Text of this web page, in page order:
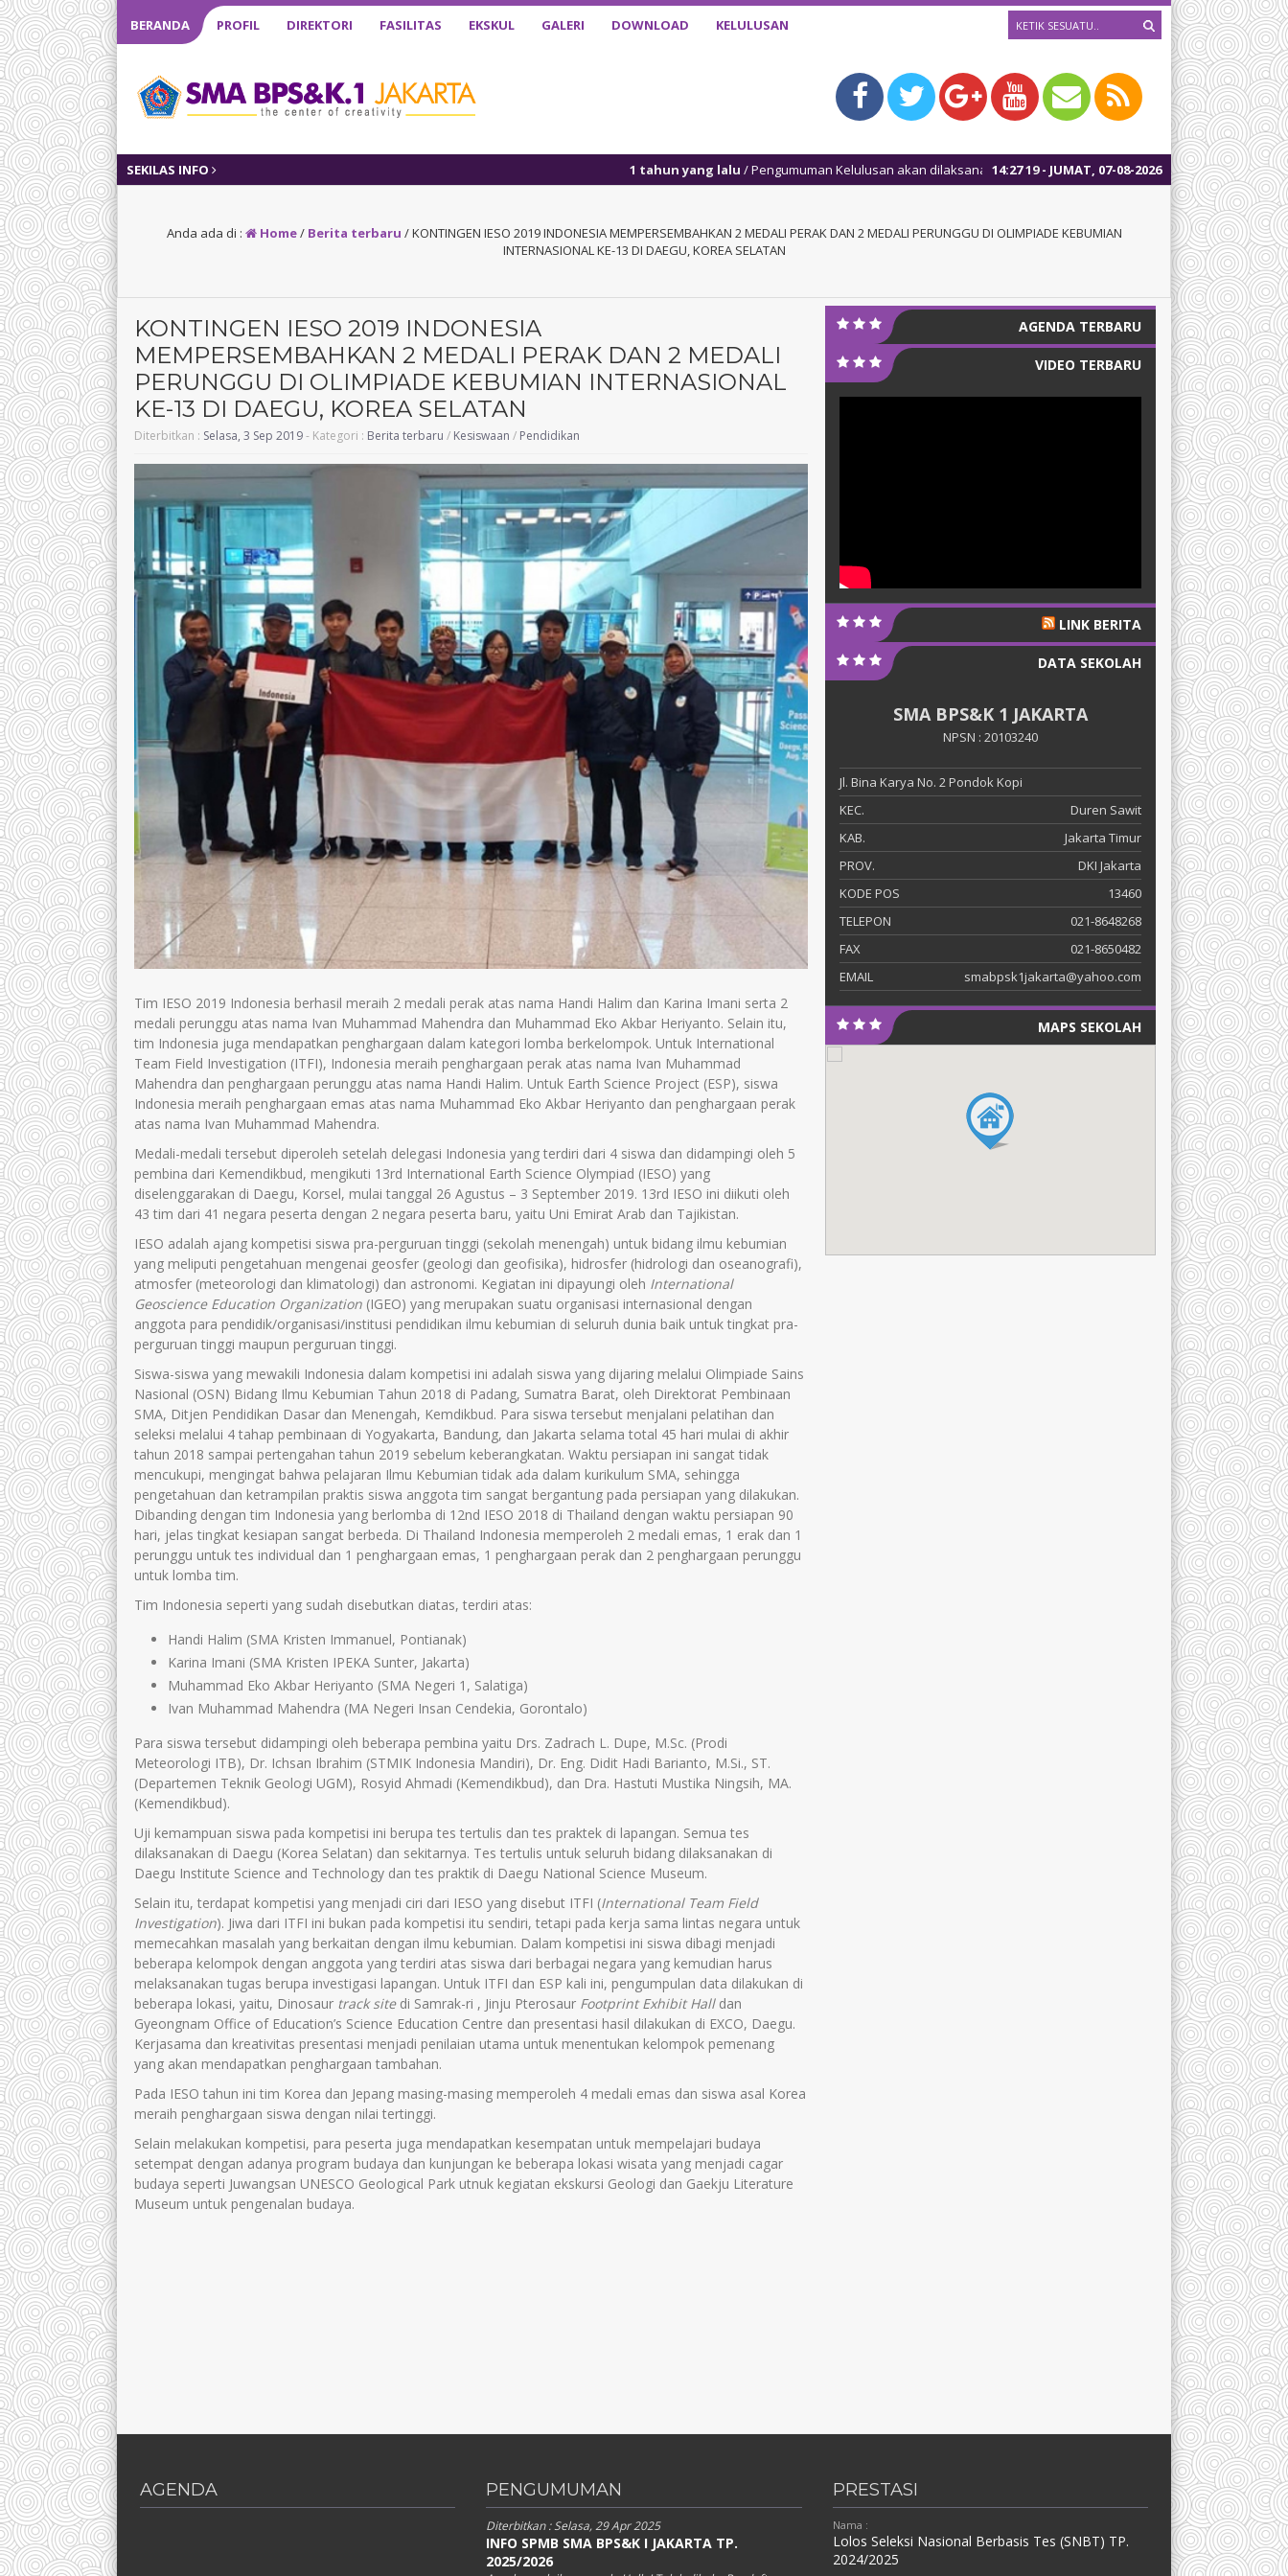
BERANDA PROFIL DIREKTORI FASILITAS EKSKUL GALERI DOWNLOAD KELULUSAN
SEKILAS INFO 14:2721- JUMAT, 07-08-2026
1 tahun yang lalu / Pengumuman Kelulusan akan dilaksanakan tanggal 05 Mei 2025, mulai pukul 10:00 WIB 1 tahun
Anda ada di : Home/ Berita terbaru /KONTINGEN IESO 2019 INDONESIA MEMPERSEMBAHKAN 2 MEDALI PERAK DAN 2 MEDALI PERUNGGU DI OLIMPIADE KEBUMIAN
INTERNASIONAL KE-13 DI DAEGU, KOREA SELATAN
KONTINGEN IESO 2019 INDONESIA
MEMPERSEMBAHKAN 2 MEDALI PERAK DAN 2 MEDALI
PERUNGGU DI OLIMPIADE KEBUMIAN INTERNASIONAL
KE-13 DI DAEGU, KOREA SELATAN
Diterbitkan : Selasa, 3 Sep 2019- Kategori : Berita terbaru / Kesiswaan / Pendidikan
Tim IESO 2019 Indonesia berhasil meraih 2 medali perak atas nama Handi Halim dan Karina Imani serta 2
medali perunggu atas nama Ivan Muhammad Mahendra dan Muhammad Eko Akbar Heriyanto. Selain itu,
tim Indonesia juga mendapatkan penghargaan dalam kategori lomba berkelompok. Untuk International
Team Field Investigation (ITFI), Indonesia meraih penghargaan perak atas nama Ivan Muhammad
Mahendra dan penghargaan perunggu atas nama Handi Halim. Untuk Earth Science Project (ESP), siswa
Indonesia meraih penghargaan emas atas nama Muhammad Eko Akbar Heriyanto dan penghargaan perak
atas nama Ivan Muhammad Mahendra.
Medali-medali tersebut diperoleh setelah delegasi Indonesia yang terdiri dari 4 siswa dan didampingi oleh 5
pembina dari Kemendikbud, mengikuti 13rd International Earth Science Olympiad (IESO) yang
diselenggarakan di Daegu, Korsel, mulai tanggal 26 Agustus – 3 September 2019. 13rd IESO ini diikuti oleh
43 tim dari 41 negara peserta dengan 2 negara peserta baru, yaitu Uni Emirat Arab dan Tajikistan.
IESO adalah ajang kompetisi siswa pra-perguruan tinggi (sekolah menengah) untuk bidang ilmu kebumian
yang meliputi pengetahuan mengenai geosfer (geologi dan geofisika), hidrosfer (hidrologi dan oseanografi),
atmosfer (meteorologi dan klimatologi) dan astronomi. Kegiatan ini dipayungi oleh International
Geoscience Education Organization (IGEO) yang merupakan suatu organisasi internasional dengan
anggota para pendidik/organisasi/institusi pendidikan ilmu kebumian di seluruh dunia baik untuk tingkat pra-
perguruan tinggi maupun perguruan tinggi.
Siswa-siswa yang mewakili Indonesia dalam kompetisi ini adalah siswa yang dijaring melalui Olimpiade Sains
Nasional (OSN) Bidang Ilmu Kebumian Tahun 2018 di Padang, Sumatra Barat, oleh Direktorat Pembinaan
SMA, Ditjen Pendidikan Dasar dan Menengah, Kemdikbud. Para siswa tersebut menjalani pelatihan dan
seleksi melalui 4 tahap pembinaan di Yogyakarta, Bandung, dan Jakarta selama total 45 hari mulai di akhir
tahun 2018 sampai pertengahan tahun 2019 sebelum keberangkatan. Waktu persiapan ini sangat tidak
mencukupi, mengingat bahwa pelajaran Ilmu Kebumian tidak ada dalam kurikulum SMA, sehingga
pengetahuan dan ketrampilan praktis siswa anggota tim sangat bergantung pada persiapan yang dilakukan.
Dibanding dengan tim Indonesia yang berlomba di 12nd IESO 2018 di Thailand dengan waktu persiapan 90
hari, jelas tingkat kesiapan sangat berbeda. Di Thailand Indonesia memperoleh 2 medali emas, 1 erak dan 1
perunggu untuk tes individual dan 1 penghargaan emas, 1 penghargaan perak dan 2 penghargaan perunggu
untuk lomba tim.
Tim Indonesia seperti yang sudah disebutkan diatas, terdiri atas:
Handi Halim (SMA Kristen Immanuel, Pontianak)
Karina Imani (SMA Kristen IPEKA Sunter, Jakarta)
Muhammad Eko Akbar Heriyanto (SMA Negeri 1, Salatiga)
Ivan Muhammad Mahendra (MA Negeri Insan Cendekia, Gorontalo)
Para siswa tersebut didampingi oleh beberapa pembina yaitu Drs. Zadrach L. Dupe, M.Sc. (Prodi
Meteorologi ITB), Dr. Ichsan Ibrahim (STMIK Indonesia Mandiri), Dr. Eng. Didit Hadi Barianto, M.Si., ST.
(Departemen Teknik Geologi UGM), Rosyid Ahmadi (Kemendikbud), dan Dra. Hastuti Mustika Ningsih, MA.
(Kemendikbud).
Uji kemampuan siswa pada kompetisi ini berupa tes tertulis dan tes praktek di lapangan. Semua tes
dilaksanakan di Daegu (Korea Selatan) dan sekitarnya. Tes tertulis untuk seluruh bidang dilaksanakan di
Daegu Institute Science and Technology dan tes praktik di Daegu National Science Museum.
Selain itu, terdapat kompetisi yang menjadi ciri dari IESO yang disebut ITFI (International Team Field
Investigation). Jiwa dari ITFI ini bukan pada kompetisi itu sendiri, tetapi pada kerja sama lintas negara untuk
memecahkan masalah yang berkaitan dengan ilmu kebumian. Dalam kompetisi ini siswa dibagi menjadi
beberapa kelompok dengan anggota yang terdiri atas siswa dari berbagai negara yang kemudian harus
melaksanakan tugas berupa investigasi lapangan. Untuk ITFI dan ESP kali ini, pengumpulan data dilakukan di
beberapa lokasi, yaitu, Dinosaur track sitedi Samrak-ri , Jinju Pterosaur Footprint Exhibit Hall dan
Gyeongnam Office of Education’s Science Education Centre dan presentasi hasil dilakukan di EXCO, Daegu.
Kerjasama dan kreativitas presentasi menjadi penilaian utama untuk menentukan kelompok pemenang
yang akan mendapatkan penghargaan tambahan.
Pada IESO tahun ini tim Korea dan Jepang masing-masing memperoleh 4 medali emas dan siswa asal Korea
meraih penghargaan siswa dengan nilai tertinggi.
Selain melakukan kompetisi, para peserta juga mendapatkan kesempatan untuk mempelajari budaya
setempat dengan adanya program budaya dan kunjungan ke beberapa lokasi wisata yang menjadi cagar
budaya seperti Juwangsan UNESCO Geological Park utnuk kegiatan ekskursi Geologi dan Gaekju Literature
Museum untuk pengenalan budaya.
AGENDA TERBARU
VIDEO TERBARU
LINK BERITA
DATA SEKOLAH
SMA BPS&K 1 JAKARTA
NPSN : 20103240
Jl. Bina Karya No. 2 Pondok Kopi
KEC.
Duren Sawit
KAB.
Jakarta Timur
PROV.
DKI Jakarta
KODE POS
13460
TELEPON
021-8648268
FAX
021-8650482
EMAIL
smabpsk1jakarta@yahoo.com
MAPS SEKOLAH
AGENDA PENGUMUMAN
Diterbitkan :Selasa, 29 Apr 2025
INFO SPMB SMA BPS&K I JAKARTA TP.
2025/2026
PRESTASI
Nama :
Lolos Seleksi Nasional Berbasis Tes (SNBT) TP.
2024/2025